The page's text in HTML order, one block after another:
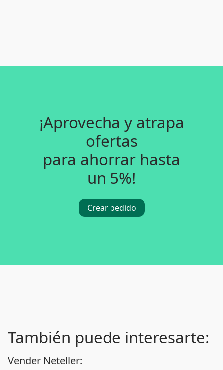
¡Aprovecha y atrapa
ofertas
para ahorrar hasta
un 5%!
Crear pedido
También puede interesarte:
Vender Neteller: